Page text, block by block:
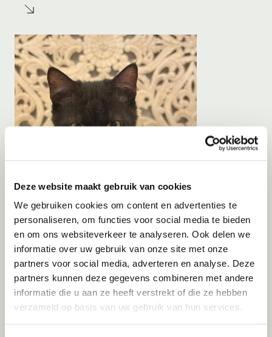
Deze website maakt gebruik van cookies
We gebruiken cookies om content en advertenties te
personaliseren, om functies voor social media te bieden
en om ons websiteverkeer te analyseren. Ook delen we
informatie over uw gebruik van onze site met onze
partners voor social media, adverteren en analyse. Deze
partners kunnen deze gegevens combineren met andere
informatie die u aan ze heeft verstrekt of die ze hebben
verzameld op basis van uw gebruik van hun services.
Adoptie 08-08-2026
Kale+ Kimchi